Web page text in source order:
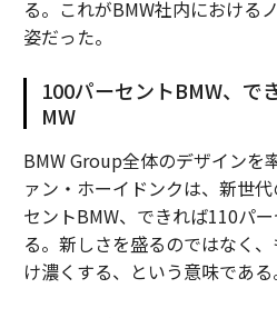
る。これがBMW社内における
姿だった。
100パーセントBMW、で
MW
BMW Group全体のデザインを
ァン・ホーイドンクは、新世
セントBMW、できれば110パ
る。新しさを盛るのではなく
け濃くする、という意味である